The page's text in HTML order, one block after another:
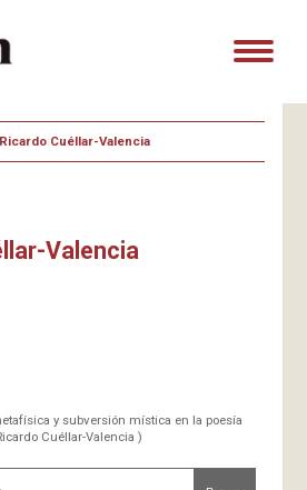
Ricardo Cuéllar-Valencia
Valencia
y subversión mística en la poesía
Cuéllar-Valencia )